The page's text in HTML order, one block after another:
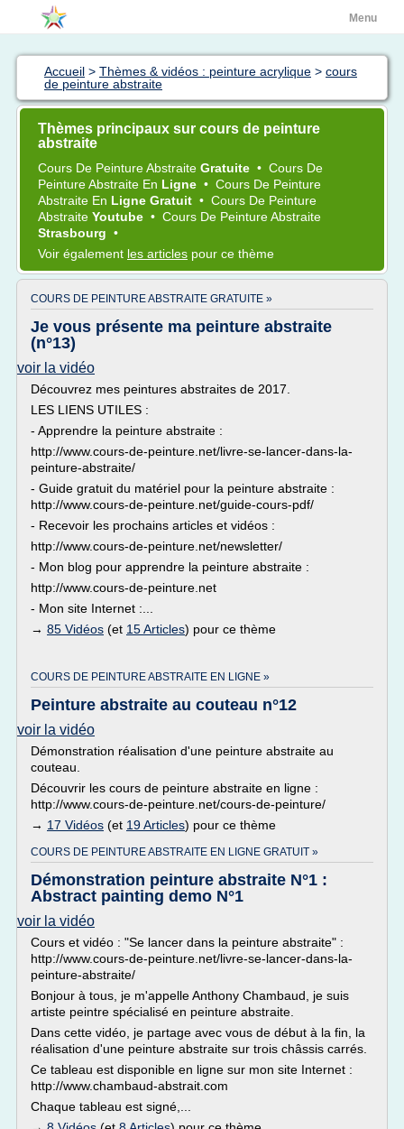
Menu
Accueil > Thèmes & vidéos : peinture acrylique > cours
de peinture abstraite
Thèmes principaux sur cours de peinture
abstraite
Cours De Peinture Abstraite Gratuite • Cours De
Peinture Abstraite En Ligne • Cours De Peinture
Abstraite En Ligne Gratuit • Cours De Peinture
Abstraite Youtube • Cours De Peinture Abstraite
Strasbourg •
Voir également les articles pour ce thème
COURS DE PEINTURE ABSTRAITE GRATUITE »
Je vous présente ma peinture abstraite
(n°13)
voir la vidéo
Découvrez mes peintures abstraites de 2017.
LES LIENS UTILES :
- Apprendre la peinture abstraite :
http://www.cours-de-peinture.net/livre-se-lancer-dans-la-
peinture-abstraite/
- Guide gratuit du matériel pour la peinture abstraite :
http://www.cours-de-peinture.net/guide-cours-pdf/
- Recevoir les prochains articles et vidéos :
http://www.cours-de-peinture.net/newsletter/
- Mon blog pour apprendre la peinture abstraite :
http://www.cours-de-peinture.net
- Mon site Internet :...
→ 85 Vidéos (et 15 Articles) pour ce thème
COURS DE PEINTURE ABSTRAITE EN LIGNE »
Peinture abstraite au couteau n°12
voir la vidéo
Démonstration réalisation d'une peinture abstraite au
couteau.
Découvrir les cours de peinture abstraite en ligne :
http://www.cours-de-peinture.net/cours-de-peinture/
→ 17 Vidéos (et 19 Articles) pour ce thème
COURS DE PEINTURE ABSTRAITE EN LIGNE GRATUIT »
Démonstration peinture abstraite N°1 :
Abstract painting demo N°1
voir la vidéo
Cours et vidéo : "Se lancer dans la peinture abstraite" :
http://www.cours-de-peinture.net/livre-se-lancer-dans-la-
peinture-abstraite/
Bonjour à tous, je m'appelle Anthony Chambaud, je suis
artiste peintre spécialisé en peinture abstraite.
Dans cette vidéo, je partage avec vous de début à la fin, la
réalisation d'une peinture abstraite sur trois châssis carrés.
Ce tableau est disponible en ligne sur mon site Internet :
http://www.chambaud-abstrait.com
Chaque tableau est signé,...